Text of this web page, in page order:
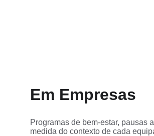
Em Empresas
Programas de bem-estar, pausas
medida do contexto de cada